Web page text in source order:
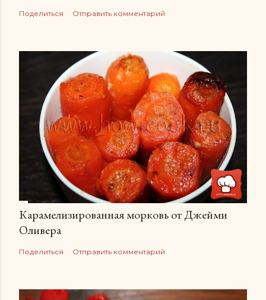
Поделиться Отправить комментарий
Карамелизированная морковь от Джейми
Оливера
Поделиться Отправить комментарий